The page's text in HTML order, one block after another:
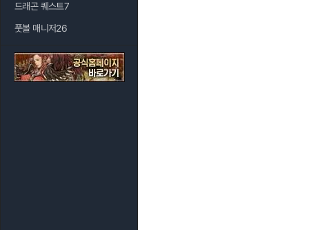
드래곤 퀘스트7
풋볼 매니저26